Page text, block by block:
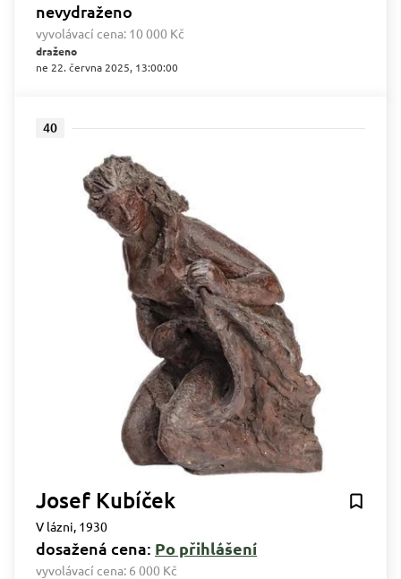
nevydraženo
vyvolávací cena: 10 000 Kč
draženo
ne 22. června 2025, 13:00:00
40
Josef Kubíček
V lázni, 1930
dosažená cena: Po přihlášení
vyvolávací cena: 6 000 Kč